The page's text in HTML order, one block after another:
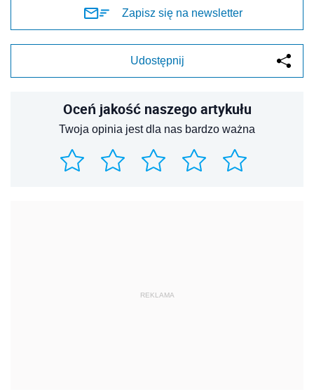
Zapisz się na newsletter
Udostępnij
Oceń jakość naszego artykułu
Twoja opinia jest dla nas bardzo ważna
REKLAMA